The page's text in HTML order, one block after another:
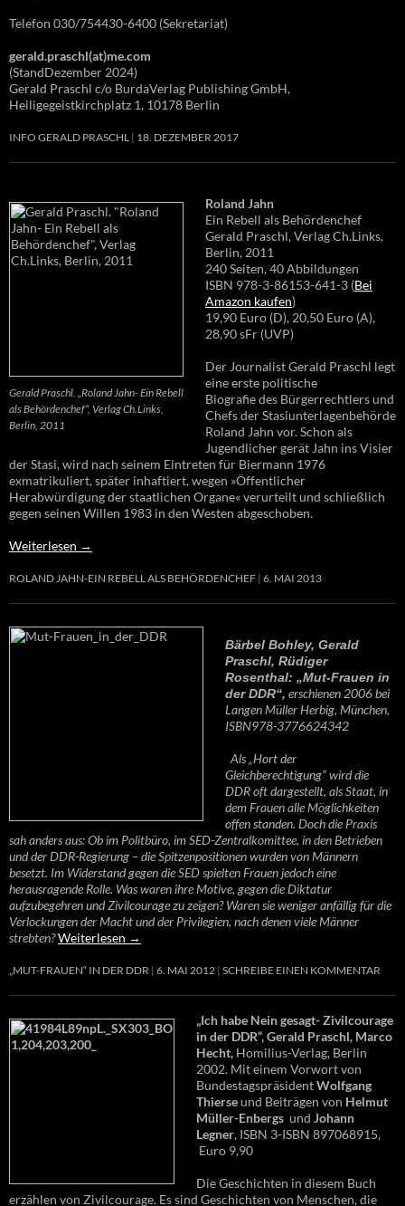
Telefon 030/754430-6400 (Sekretariat)
gerald.praschl(at)me.com
(StandDezember 2024)
Gerald Praschl c/o BurdaVerlag Publishing GmbH,
Heiligegeistkirchplatz 1, 10178 Berlin
INFO GERALD PRASCHL 18. DEZEMBER 2017
Gerald Praschl. „Roland Jahn- Ein Rebell
als Behördenchef“, Verlag Ch.Links,
Berlin, 2011
Roland Jahn
Ein Rebell als Behördenchef
Gerald Praschl, Verlag Ch.Links,
Berlin, 2011
240 Seiten, 40 Abbildungen
ISBN 978-3-86153-641-3 (Bei
Amazon kaufen)
19,90 Euro (D), 20,50 Euro (A),
28,90 sFr (UVP)
Der Journalist Gerald Praschl legt
eine erste politische
Biografie des Bürgerrechtlers und
Chefs der Stasiunterlagenbehörde
Roland Jahn vor. Schon als
Jugendlicher gerät Jahn ins Visier
der Stasi, wird nach seinem Eintreten für Biermann 1976
exmatrikuliert, später inhaftiert, wegen »Öffentlicher
Herabwürdigung der staatlichen Organe« verurteilt und schließlich
gegen seinen Willen 1983 in den Westen abgeschoben.
Weiterlesen →
ROLAND JAHN-EIN REBELL ALS BEHÖRDENCHEF 6. MAI 2013
Bärbel Bohley, Gerald
Praschl, Rüdiger
Rosenthal: „Mut-Frauen in
der DDR“, erschienen 2006 bei
Langen Müller Herbig, München,
ISBN978-3776624342
Als „Hort der
Gleichberechtigung“ wird die
DDR oft dargestellt, als Staat, in
dem Frauen alle Möglichkeiten
offen standen. Doch die Praxis
sah anders aus: Ob im Politbüro, im SED-Zentralkomittee, in den Betrieben
und der DDR-Regierung – die Spitzenpositionen wurden von Männern
besetzt. Im Widerstand gegen die SED spielten Frauen jedoch eine
herausragende Rolle. Was waren ihre Motive, gegen die Diktatur
aufzubegehren und Zivilcourage zu zeigen? Waren sie weniger anfällig für die
Verlockungen der Macht und der Privilegien, nach denen viele Männer
strebten?Weiterlesen →
„MUT-FRAUEN“ IN DER DDR 6. MAI 2012 SCHREIBE EINEN KOMMENTAR
„Ich habe Nein gesagt- Zivilcourage
in der DDR“, Gerald Praschl, Marco
Hecht, Homilius-Verlag, Berlin
2002. Mit einem Vorwort von
BundestagspräsidentWolfgang
Thierseund Beiträgen von Helmut
Müller-Enbergs und Johann
Legner, ISBN 3-ISBN 897068915,
Euro 9,90
Die Geschichten in diesem Buch
erzählen von Zivilcourage. Es sind Geschichten von Menschen, die